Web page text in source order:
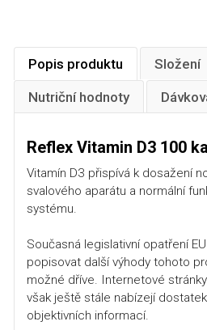
Popis produktu Složení
Nutriční hodnoty
Reflex Vitamin D3 100
Vitamín D3 přispívá k dosažení
svalového aparátu a normální
systému.
Současná legislativní opatření
popisovat další výhody tohoto
možné dříve. Internetové
však ještě stále nabízejí
objektivních informací.